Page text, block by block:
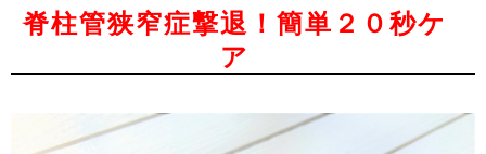
脊柱管狭窄症撃退！簡単２０秒ケ
ア